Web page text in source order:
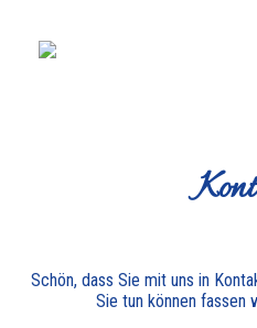
Schön, dass Sie mit uns in
Sie tun können fassen